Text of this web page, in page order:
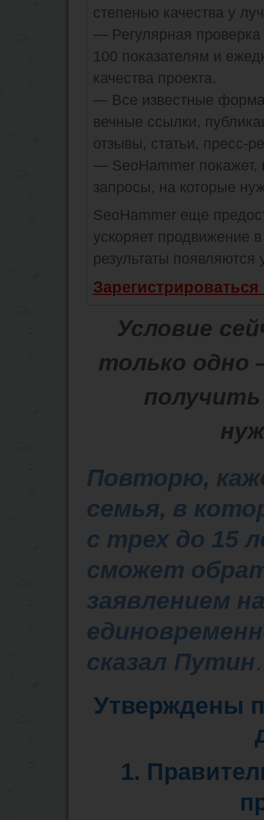
степенью качества у
— Регулярная
100 показателям и
качества проекта.
— Все известные
вечные ссылки,
отзывы, статьи, пресс-
— SeoHammer покажет,
запросы, на которые
SeoHammer еще
ускоряет продвижение
результаты
Условие
только
Повторю,
семья, в
с трех до 15
сможет
заявлением
сказал Путин.
Утверждены
1.